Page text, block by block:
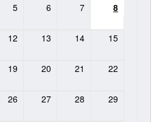
5 6 7 8
12 13 14 15
19 20 21 22
26 27 28 29